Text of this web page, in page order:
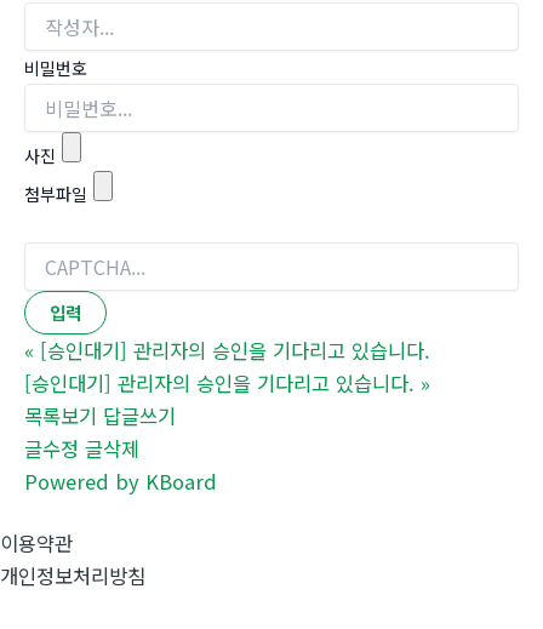
비밀번호
사진
첨부파일
« [승인대기] 관리자의 승인을 기다리고 있습니다.
[승인대기] 관리자의 승인을 기다리고 있습니다. »
목록보기 답글쓰기
글수정 글삭제
Powered by KBoard
이용약관
개인정보처리방침